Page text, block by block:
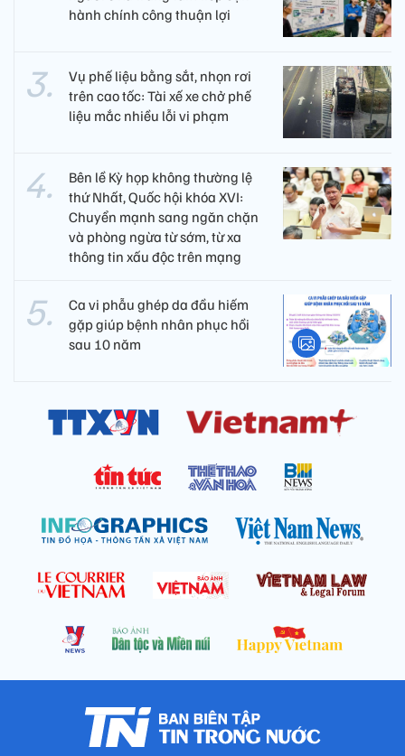
hành chính công thuận lợi
Vụ phế liệu bằng sắt, nhọn rơi
trên cao tốc: Tài xế xe chở phế
liệu mắc nhiều lỗi vi phạm
Bên lề Kỳ họp không thường lệ
thứ Nhất, Quốc hội khóa XVI:
Chuyển mạnh sang ngăn chặn
và phòng ngừa từ sớm, từ xa
thông tin xấu độc trên mạng
Ca vi phẫu ghép da đầu hiếm
gặp giúp bệnh nhân phục hồi
sau 10 năm